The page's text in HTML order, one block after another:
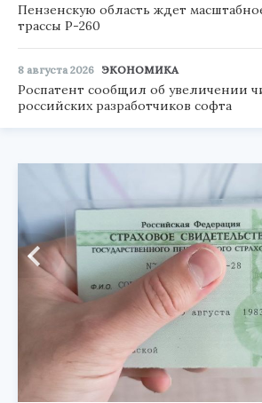
Пензенскую область ждет
трассы Р-260
8 августа 2026 ЭКОНОМИКА
Роспатент сообщил об увеличении
российских разработчиков софта